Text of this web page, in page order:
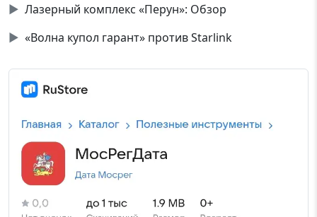
▶ Лазерный комплекс «Перун»: Обзор
▶ «Волна купол гарант» против Starlink